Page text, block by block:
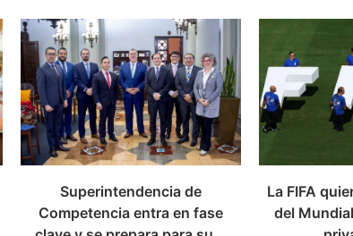
Superintendencia de
Competencia entra en fase
La FIFA
del